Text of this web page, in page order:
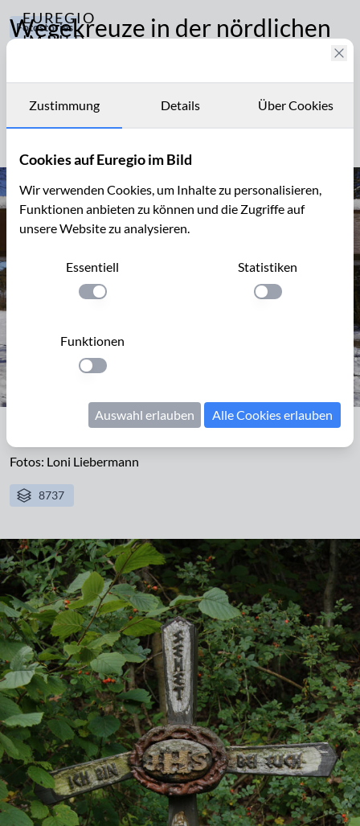
EUREGIO
IM BILD
Archiv
Kontakt
Fotostories
Geschichte
Wegekreuze in der nördlichen
Dankbarkeit.. Zuweilen sind sie auch gedacht als eine
Wegekreuz südlich von Aachen-Hahn
Fotos: Loni Liebermann
8737
Zustimmung Details Über Cookies
Cookies auf Euregio im Bild
Wir verwenden Cookies, um Inhalte zu personalisieren,
Funktionen anbieten zu können und die Zugriffe auf
unsere Website zu analysieren.
Essentiell
Einstellung anwenden
Statistiken
Einstellung
Funktionen
Einstellung anwenden
Auswahl erlauben Alle Cookies erlauben